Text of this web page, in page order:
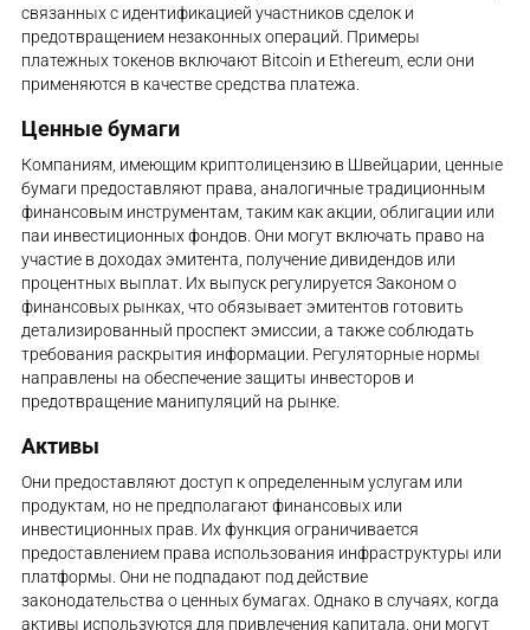
связанных с идентификацией участников сделок и
предотвращением незаконных операций. Примеры
платежных токенов включают Bitcoin и Ethereum, если они
применяются в качестве средства платежа.
Ценные бумаги
Компаниям, имеющим криптолицензию в Швейцарии, ценные
бумаги предоставляют права, аналогичные традиционным
финансовым инструментам, таким как акции, облигации или
паи инвестиционных фондов. Они могут включать право на
участие в доходах эмитента, получение дивидендов или
процентных выплат. Их выпуск регулируется Законом о
финансовых рынках, что обязывает эмитентов готовить
детализированный проспект эмиссии, а также соблюдать
требования раскрытия информации. Регуляторные нормы
направлены на обеспечение защиты инвесторов и
предотвращение манипуляций на рынке.
Активы
Они предоставляют доступ к определенным услугам или
продуктам, но не предполагают финансовых или
инвестиционных прав. Их функция ограничивается
предоставлением права использования инфраструктуры или
платформы. Они не подпадают под действие
законодательства о ценных бумагах. Однако в случаях, когда
активы используются для привлечения капитала, они могут